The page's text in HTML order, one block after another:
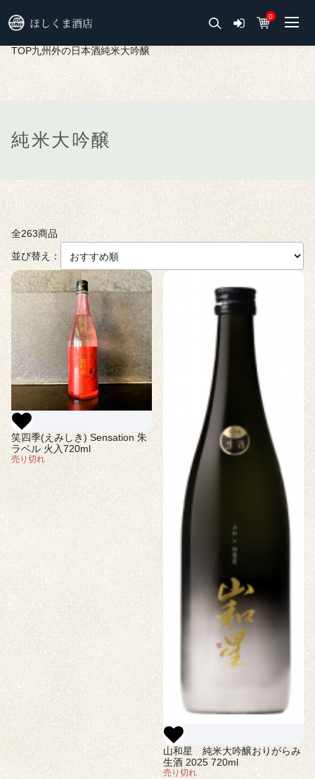
0
TOP九州外の日本酒純米大吟醸
純米大吟醸
全263商品
並び替え：
笑四季(えみしき) Sensation 朱
ラベル 火入720ml
売り切れ
山和星 純米大吟醸おりがらみ
生酒 2025 720ml
売り切れ